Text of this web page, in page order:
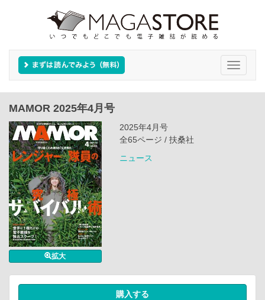
Toggle
MAMOR 2025年4月号
拡大
2025年4月号
全65ページ / 扶桑社
ニュース
購入する